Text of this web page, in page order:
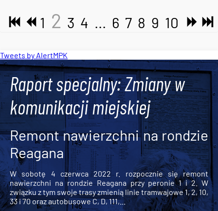
1 2 3 4 ... 6 7 8 9 10
Tweets by AlertMPK
Raport specjalny: Zmiany w
komunikacji miejskiej
Remont nawierzchni na rondzie
Reagana
W sobotę 4 czerwca 2022 r. rozpocznie się remont
nawierzchni na rondzie Reagana przy peronie 1 i 2. W
związku z tym swoje trasy zmienią linie tramwajowe 1, 2, 10,
33 i 70 oraz autobusowe C, D, 111,...